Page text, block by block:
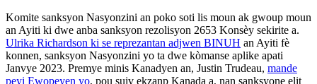
Komite sanksyon Nasyonzini an poko soti lis moun ak gwoup moun
an Ayiti ki dwe anba sanksyon rezolisyon 2653 Konsèy sekirite a.
Ulrika Richardson ki se reprezantan adjwen BINUH an Ayiti fè
konnen, sanksyon Nasyonzini yo ta dwe kòmanse aplike apati
Janvye 2023. Premye minis Kanadyen an, Justin Trudeau, mande
peyi Ewopeyen yo, pou suiv ekzanp Kanada a, nan sanksyone elit